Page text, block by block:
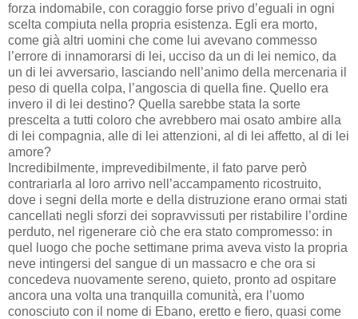
forza indomabile, con coraggio forse privo d’eguali in ogni
scelta compiuta nella propria esistenza. Egli era morto,
come già altri uomini che come lui avevano commesso
l’errore di innamorarsi di lei, ucciso da un di lei nemico, da
un di lei avversario, lasciando nell’animo della mercenaria il
peso di quella colpa, l’angoscia di quella fine. Quello era
invero il di lei destino? Quella sarebbe stata la sorte
prescelta a tutti coloro che avrebbero mai osato ambire alla
di lei compagnia, alle di lei attenzioni, al di lei affetto, al di lei
amore?
Incredibilmente, imprevedibilmente, il fato parve però
contrariarla al loro arrivo nell’accampamento ricostruito,
dove i segni della morte e della distruzione erano ormai stati
cancellati negli sforzi dei sopravvissuti per ristabilire l’ordine
perduto, nel rigenerare ciò che era stato compromesso: in
quel luogo che poche settimane prima aveva visto la propria
neve intingersi del sangue di un massacro e che ora si
concedeva nuovamente sereno, quieto, pronto ad ospitare
ancora una volta una tranquilla comunità, era l’uomo
conosciuto con il nome di Ebano, eretto e fiero, quasi come